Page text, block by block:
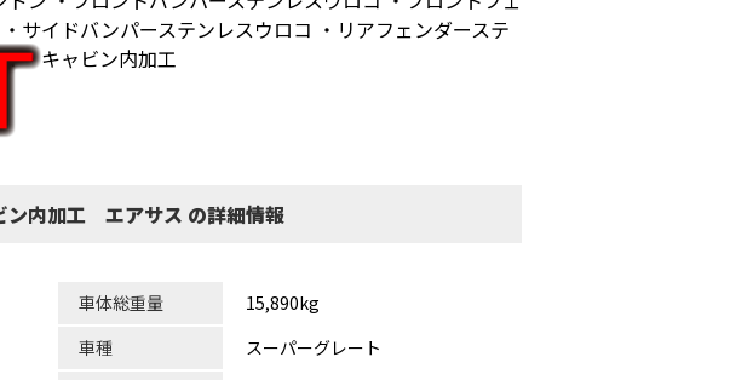
サイドバンパーステンレスウロコ ・リアフェンダーステ
・キャビン内加工
内加工 エアサス の詳細情報
車体総重量
15,890kg
車種
スーパーグレート